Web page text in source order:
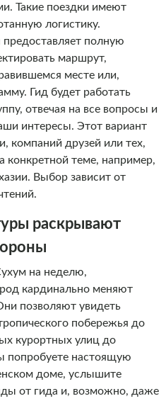
Такие поездки имеют
логистику.
предоставляет полную
маршрут,
месте или,
Гид будет работать
отвечая на все вопросы и
интересы. Этот вариант
компаний друзей или тех,
конкретной теме, например,
Выбор зависит от
раскрывают
на неделю,
кардинально меняют
позволяют увидеть
побережья до
курортных улиц до
настоящую
доме, услышите
от гида и, возможно, даже